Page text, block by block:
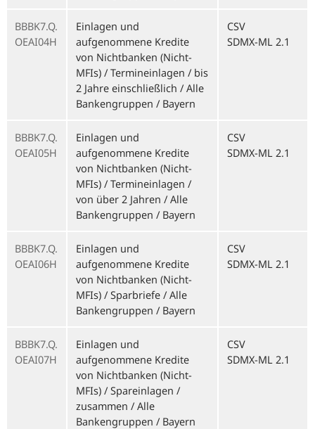
BBBK7.Q.
OEAI04H
Einlagen und
aufgenommene Kredite
von Nichtbanken (Nicht-
MFIs) / Termineinlagen / bis
2 Jahre einschließlich / Alle
Bankengruppen / Bayern
CSV
SDMX-ML 2.1
BBBK7.Q.
OEAI05H
Einlagen und
aufgenommene Kredite
von Nichtbanken (Nicht-
MFIs) / Termineinlagen /
von über 2 Jahren / Alle
Bankengruppen / Bayern
CSV
SDMX-ML 2.1
BBBK7.Q.
OEAI06H
Einlagen und
aufgenommene Kredite
von Nichtbanken (Nicht-
MFIs) / Sparbriefe / Alle
Bankengruppen / Bayern
CSV
SDMX-ML 2.1
BBBK7.Q.
OEAI07H
Einlagen und
aufgenommene Kredite
von Nichtbanken (Nicht-
MFIs) / Spareinlagen /
zusammen / Alle
Bankengruppen / Bayern
CSV
SDMX-ML 2.1